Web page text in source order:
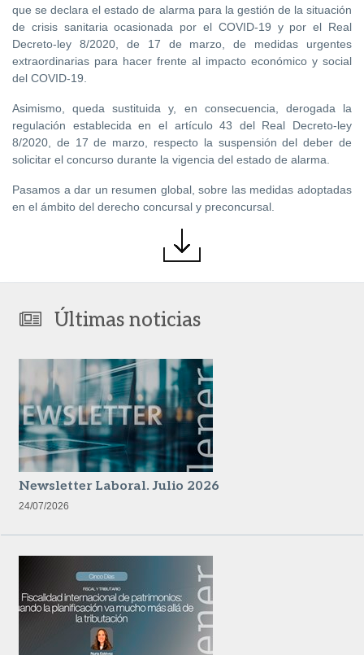
que se declara el estado de alarma para la gestión de la situación
de crisis sanitaria ocasionada por el COVID-19 y por el Real
Decreto-ley 8/2020, de 17 de marzo, de medidas urgentes
extraordinarias para hacer frente al impacto económico y social
del COVID-19.
Asimismo, queda sustituida y, en consecuencia, derogada la
regulación establecida en el artículo 43 del Real Decreto-ley
8/2020, de 17 de marzo, respecto la suspensión del deber de
solicitar el concurso durante la vigencia del estado de alarma.
Pasamos a dar un resumen global, sobre las medidas adoptadas
en el ámbito del derecho concursal y preconcursal.
Últimas noticias
Newsletter Laboral. Julio 2026
24/07/2026